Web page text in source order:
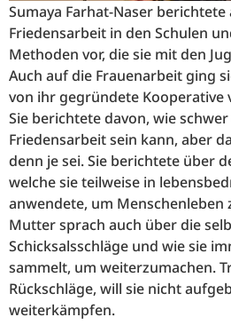
Sumaya Farhat-Naser
Friedensarbeit in den Schulen
Methoden vor, die sie mit den
Auch auf die Frauenarbeit ging
von ihr gegründete Kooperative
Sie berichtete davon, wie
Friedensarbeit sein kann, aber
denn je sei. Sie berichtete über
welche sie teilweise in
anwendete, um Menschenleben
Mutter sprach auch über die
Schicksalsschläge und wie sie
sammelt, um weiterzumachen.
Rückschläge, will sie nicht
weiterkämpfen.